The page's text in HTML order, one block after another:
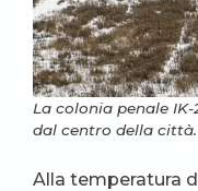
La colonia penale
dal centro della città.
Alla temperatura